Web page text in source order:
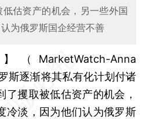
估资产的机会，另一些外国
为俄罗斯国企经营不善
（MarketWatch-Anna
斯逐渐将其私有化计划付诸
了攫取被低估资产的机会，
冷淡，因为他们认为俄罗斯